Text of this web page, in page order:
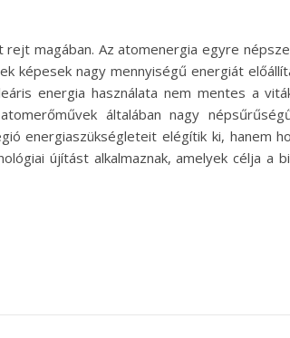
magában. Az atomenergia egyre
képesek nagy mennyiségű energiát
energia használata nem mentes a
általában nagy
energiaszükségleteit elégítik ki, hanem
újítást alkalmaznak, amelyek célja a